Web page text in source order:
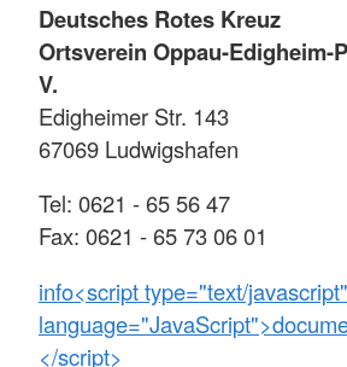
Deutsches Rotes Kreuz
Ortsverein Oppau-Edigheim-
V.
Edigheimer Str. 143
67069 Ludwigshafen
Tel: 0621 - 65 56 47
Fax: 0621 - 65 73 06 01
info<script type="text/javascript"
</script>